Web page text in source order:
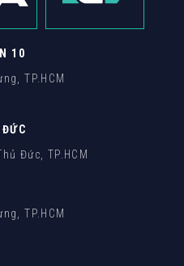
10
TP.HCM
Đức, TP.HCM
TP.HCM